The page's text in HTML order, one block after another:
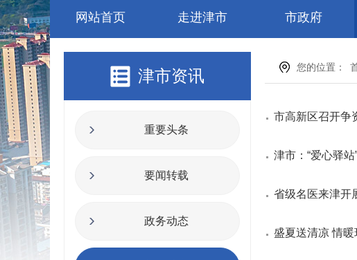
网站首页 走进津市 市政府
津市资讯
重要头条
要闻转载
政务动态
您的位置：
市高新区召开争
津市：“爱心驿站
省级名医来津开
盛夏送清凉 情